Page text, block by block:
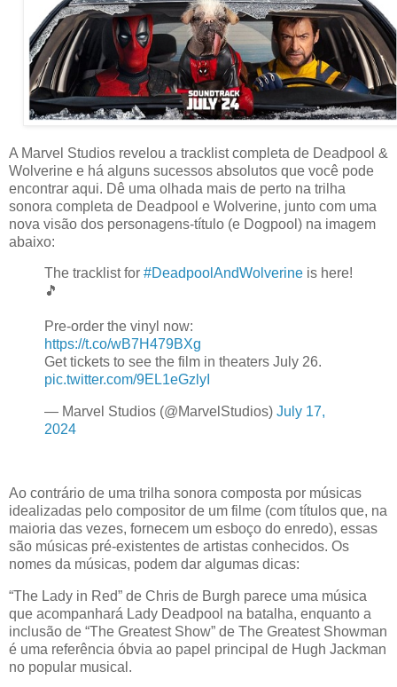
A Marvel Studios revelou a tracklist completa de Deadpool &
Wolverine e há alguns sucessos absolutos que você pode
encontrar aqui. Dê uma olhada mais de perto na trilha
sonora completa de Deadpool e Wolverine, junto com uma
nova visão dos personagens-título (e Dogpool) na imagem
abaixo:
The tracklist for #DeadpoolAndWolverine is here!
🎵
Pre-order the vinyl now:
https://t.co/wB7H479BXg
Get tickets to see the film in theaters July 26.
pic.twitter.com/9EL1eGzlyI
— Marvel Studios (@MarvelStudios) July 17,
2024
Ao contrário de uma trilha sonora composta por músicas
idealizadas pelo compositor de um filme (com títulos que, na
maioria das vezes, fornecem um esboço do enredo), essas
são músicas pré-existentes de artistas conhecidos. Os
nomes da músicas, podem dar algumas dicas:
“The Lady in Red” de Chris de Burgh parece uma música
que acompanhará Lady Deadpool na batalha, enquanto a
inclusão de “The Greatest Show” de The Greatest Showman
é uma referência óbvia ao papel principal de Hugh Jackman
no popular musical.